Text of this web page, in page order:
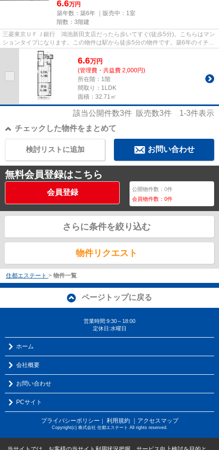
6.6万円
築年数：築6年 ｜販売中： 1室
階数：3階建
三菱東京ＵＦＪ銀行 鴻池新田支店だったら歩いてすぐ(徒歩5分)。こちらはマン
ションタイプになります。この物件は駅から徒歩5分の物件です。築6年のイチオ
シ物件はこちらです。住都エ...
6.6万円
(管理費・共益費 2,000円)
所在階：1階
間取り：1LDK
面積：32.71㎡
該当公開件数3件 販売数3件 1-3件表示
チェックした物件をまとめて
お問い合わせ
検討リストに追加
無料会員登録はこちら
会員登録 公開物件数：0件
会員物件数：0件
さらに条件を絞り込む
物件リクエスト
住都エステート > 物件一覧
ページトップに戻る
営業時間:9:30～18:00
定休日:水曜日
ホーム
会社概要
お問い合わせ
PCサイト
プライバシーポリシー ｜ 利用規約 ｜アクセスマップ
Copyright(c) 株式会社 住都エステート All rights reserved.